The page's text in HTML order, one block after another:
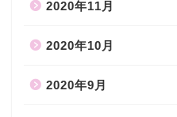
2020年11月
2020年10月
2020年9月